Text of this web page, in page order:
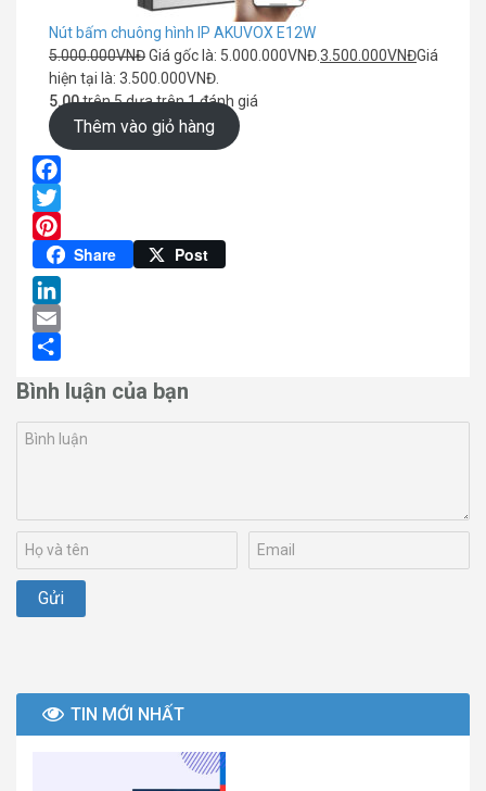
Nút bấm chuông hình IP AKUVOX E12W
5.000.000VNĐGiá gốc là: 5.000.000VNĐ.3.500.000VNĐGiá
hiện tại là: 3.500.000VNĐ.
5.00trên 5 dựa trên1đánh giá
Thêm vào giỏ hàng
Facebook
Twitter
Pinterest
Share Post
LinkedIn
Email
Bình luận của bạn
TIN MỚI NHẤT